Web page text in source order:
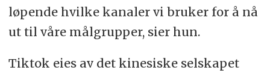
løpende hvilke kanaler vi bruker for å nå
ut til våre målgrupper, sier hun.
Tiktok eies av det kinesiske selskapet